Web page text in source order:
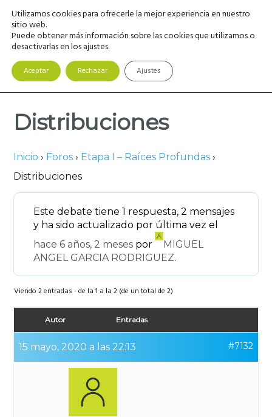
Saltar
navegación
principal
Saltar
contenido
principal
Saltar
barra
lateral
principal
MENU
Distribuciones
Inicio › Foros › Etapa I – Raíces Profundas ›
Distribuciones
Este debate tiene 1 respuesta, 2 mensajes
y ha sido actualizado por última vez el
hace 6 años, 2 meses por
MIGUEL
ANGEL GARCIA RODRIGUEZ.
Viendo 2 entradas - de la 1 a la 2 (de un total de 2)
Autor Entradas
15 mayo, 2020 a las 22:13 #7132
Utilizamos cookies para ofrecerle la mejor experiencia en nuestro
sitio web.
Puede obtener más información sobre las cookies que utilizamos o
desactivarlas en los ajustes.
Aceptar Rechazar Ajustes